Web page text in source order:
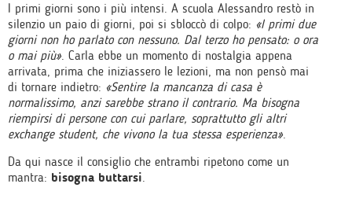
I primi giorni sono i più intensi. A scuola Alessandro restò in
silenzio un paio di giorni, poi si sbloccò di colpo: «I primi due
giorni non ho parlato con nessuno. Dal terzo ho pensato: o ora
o mai più». Carla ebbe un momento di nostalgia appena
arrivata, prima che iniziassero le lezioni, ma non pensò mai
di tornare indietro: «Sentire la mancanza di casa è
normalissimo, anzi sarebbe strano il contrario. Ma bisogna
riempirsi di persone con cui parlare, soprattutto gli altri
exchange student, che vivono la tua stessa esperienza».
Da qui nasce il consiglio che entrambi ripetono come un
mantra: bisogna buttarsi.